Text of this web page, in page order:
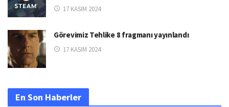
17 KASIM 2024
Görevimiz Tehlike 8 fragmanı yayınlandı
17 KASIM 2024
En Son Haberler